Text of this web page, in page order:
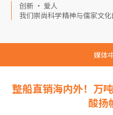
创新 · 爱人
我们崇尚科学精神与儒家文
媒体
整船直销海内外！万
酸扬